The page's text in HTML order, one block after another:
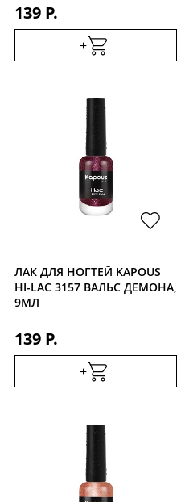
139 Р.
+
ЛАК ДЛЯ НОГТЕЙ KAPOUS
HI-LAC 3157 ВАЛЬС ДЕМОНА,
9МЛ
139 Р.
+